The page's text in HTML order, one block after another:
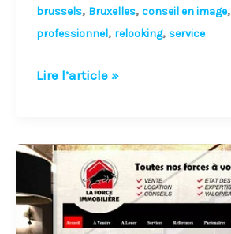
brussels, Bruxelles, conseil en image,
professionnel, relooking, service
Lire l’article »
Constitution
site
web